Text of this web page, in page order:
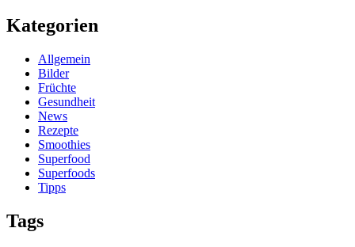
Kategorien
Allgemein
Bilder
Früchte
Gesundheit
News
Rezepte
Smoothies
Superfood
Superfoods
Tipps
Tags